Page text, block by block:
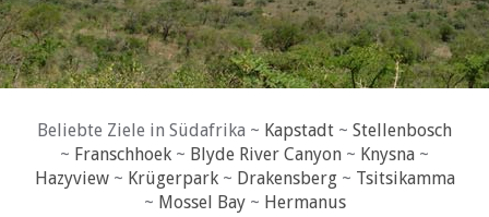
Beliebte Ziele in Südafrika ~ Kapstadt ~ Stellenbosch
~ Franschhoek ~ Blyde River Canyon ~ Knysna ~
Hazyview~ Krügerpark~ Drakensberg~ Tsitsikamma
~ Mossel Bay~ Hermanus